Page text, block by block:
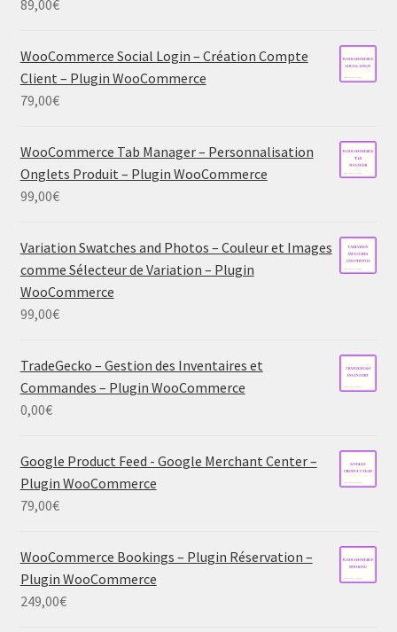
89,00€
WooCommerce Social Login – Création Compte
Client – Plugin WooCommerce
79,00€
WooCommerce Tab Manager – Personnalisation
Onglets Produit – Plugin WooCommerce
99,00€
Variation Swatches and Photos – Couleur et Images
comme Sélecteur de Variation – Plugin
WooCommerce
99,00€
TradeGecko – Gestion des Inventaires et
Commandes – Plugin WooCommerce
0,00€
Google Product Feed - Google Merchant Center –
Plugin WooCommerce
79,00€
WooCommerce Bookings – Plugin Réservation –
Plugin WooCommerce
249,00€